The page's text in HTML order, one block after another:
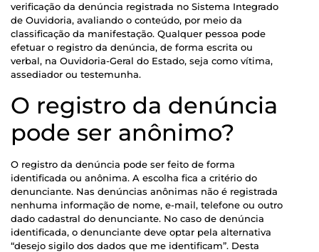
verificação da denúncia registrada no Sistema Integrado
de Ouvidoria, avaliando o conteúdo, por meio da
classificação da manifestação. Qualquer pessoa pode
efetuar o registro da denúncia, de forma escrita ou
verbal, na Ouvidoria-Geral do Estado, seja como vítima,
assediador ou testemunha.
O registro da denúncia
pode ser anônimo?
O registro da denúncia pode ser feito de forma
identificada ou anônima. A escolha fica a critério do
denunciante. Nas denúncias anônimas não é registrada
nenhuma informação de nome, e-mail, telefone ou outro
dado cadastral do denunciante. No caso de denúncia
identificada, o denunciante deve optar pela alternativa
“desejo sigilo dos dados que me identificam”. Desta